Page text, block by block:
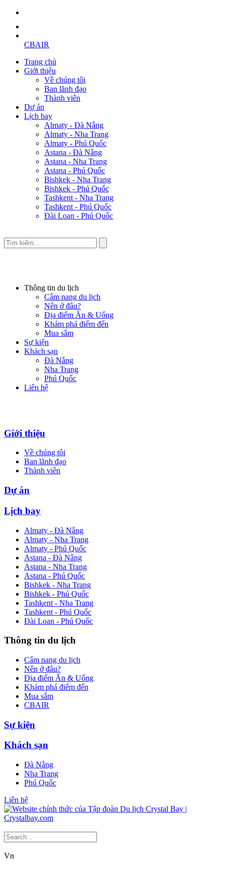
CBAIR
Trang chủ
Giới thiệu
Về chúng tôi
Ban lãnh đạo
Thành viên
Dự án
Lịch bay
Almaty - Đà Nẵng
Almaty - Nha Trang
Almaty - Phú Quốc
Astana - Đà Nẵng
Astana - Nha Trang
Astana - Phú Quốc
Bishkek - Nha Trang
Bishkek - Phú Quốc
Tashkent - Nha Trang
Tashkent - Phú Quốc
Đài Loan - Phú Quốc
Thông tin du lịch
Cẩm nang du lịch
Nên ở đâu?
Địa điểm Ăn & Uống
Khám phá điểm đến
Mua sắm
Sự kiện
Khách sạn
Đà Nẵng
Nha Trang
Phú Quốc
Liên hệ
Giới thiệu
Về chúng tôi
Ban lãnh đạo
Thành viên
Dự án
Lịch bay
Almaty - Đà Nẵng
Almaty - Nha Trang
Almaty - Phú Quốc
Astana - Đà Nẵng
Astana - Nha Trang
Astana - Phú Quốc
Bishkek - Nha Trang
Bishkek - Phú Quốc
Tashkent - Nha Trang
Tashkent - Phú Quốc
Đài Loan - Phú Quốc
Thông tin du lịch
Cẩm nang du lịch
Nên ở đâu?
Địa điểm Ăn & Uống
Khám phá điểm đến
Mua sắm
CBAIR
Sự kiện
Khách sạn
Đà Nẵng
Nha Trang
Phú Quốc
Liên hệ
Vn